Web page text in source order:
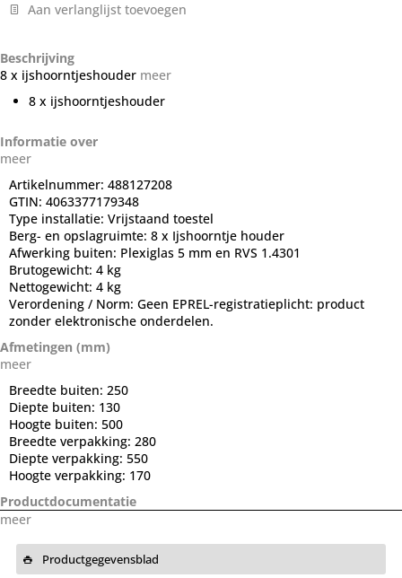
Aan verlanglijst toevoegen
Beschrijving
8 x ijshoorntjeshouder meer
8 x ijshoorntjeshouder
Informatie over
meer
Artikelnummer: 488127208
GTIN: 4063377179348
Type installatie: Vrijstaand toestel
Berg- en opslagruimte: 8 x Ijshoorntje houder
Afwerking buiten: Plexiglas 5 mm en RVS 1.4301
Brutogewicht: 4 kg
Nettogewicht: 4 kg
Verordening / Norm: Geen EPREL-registratieplicht: product
zonder elektronische onderdelen.
Afmetingen (mm)
meer
Breedte buiten: 250
Diepte buiten: 130
Hoogte buiten: 500
Breedte verpakking: 280
Diepte verpakking: 550
Hoogte verpakking: 170
Productdocumentatie
meer
Productgegevensblad